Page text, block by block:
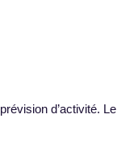
d’activité. Le